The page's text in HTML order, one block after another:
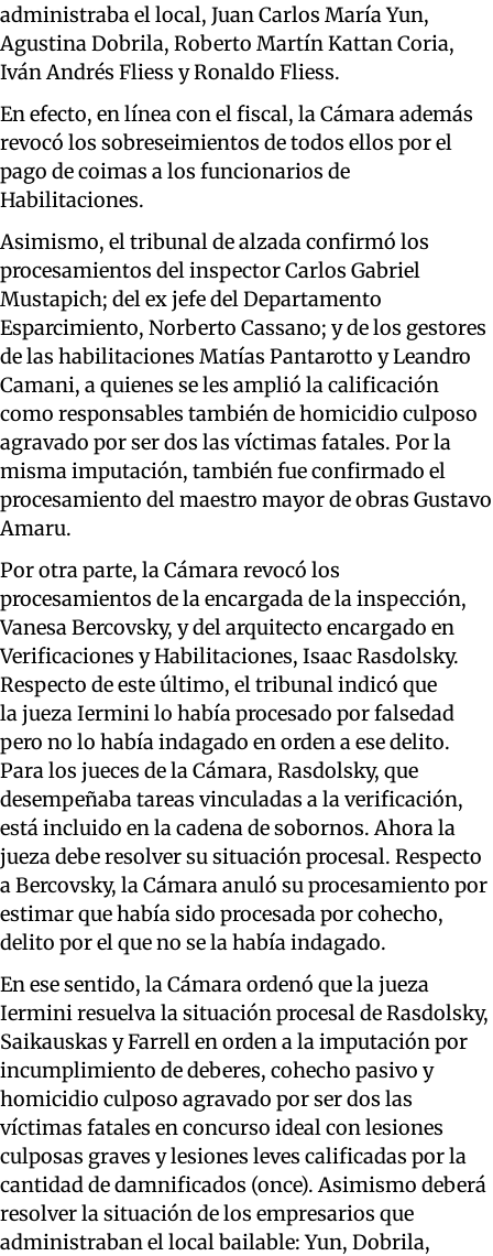
administraba el local, Juan Carlos María Yun,
Agustina Dobrila, Roberto Martín Kattan Coria,
Iván Andrés Fliess y Ronaldo Fliess.
En efecto, en línea con el fiscal, la Cámara además
revocó los sobreseimientos de todos ellos por el
pago de coimas a los funcionarios de
Habilitaciones.
Asimismo, el tribunal de alzada confirmó los
procesamientos del inspector Carlos Gabriel
Mustapich; del ex jefe del Departamento
Esparcimiento, Norberto Cassano; y de los gestores
de las habilitaciones Matías Pantarotto y Leandro
Camani, a quienes se les amplió la calificación
como responsables también de homicidio culposo
agravado por ser dos las víctimas fatales. Por la
misma imputación, también fue confirmado el
procesamiento del maestro mayor de obras Gustavo
Amaru.
Por otra parte, la Cámara revocó los
procesamientos de la encargada de la inspección,
Vanesa Bercovsky, y del arquitecto encargado en
Verificaciones y Habilitaciones, Isaac Rasdolsky.
Respecto de este último, el tribunal indicó que
la jueza Iermini lo había procesado por falsedad
pero no lo había indagado en orden a ese delito.
Para los jueces de la Cámara, Rasdolsky, que
desempeñaba tareas vinculadas a la verificación,
está incluido en la cadena de sobornos. Ahora la
jueza debe resolver su situación procesal. Respecto
a Bercovsky, la Cámara anuló su procesamiento por
estimar que había sido procesada por cohecho,
delito por el que no se la había indagado.
En ese sentido, la Cámara ordenó que la jueza
Iermini resuelva la situación procesal de Rasdolsky,
Saikauskas y Farrell en orden a la imputación por
incumplimiento de deberes, cohecho pasivo y
homicidio culposo agravado por ser dos las
víctimas fatales en concurso ideal con lesiones
culposas graves y lesiones leves calificadas por la
cantidad de damnificados (once). Asimismo deberá
resolver la situación de los empresarios que
administraban el local bailable: Yun, Dobrila,